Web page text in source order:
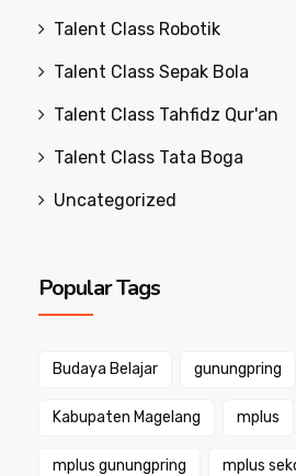
Talent Class Robotik
Talent Class Sepak Bola
Talent Class Tahfidz Qur'an
Talent Class Tata Boga
Uncategorized
Popular Tags
Budaya Belajar gunungpring
Kabupaten Magelang mplus
mplus gunungpring mplus